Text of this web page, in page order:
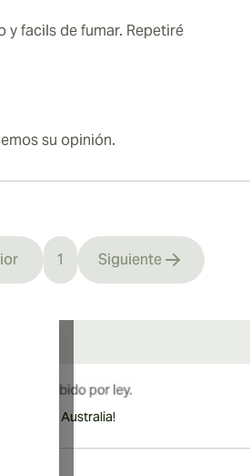
y facils de fumar. Repetiré
su opinión.
You're currently reading page
1 Siguiente
Unido y Australia!